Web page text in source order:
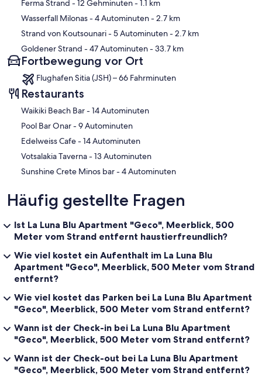
Ferma Strand - 12 Gehminuten- 1.1 km
Wasserfall Milonas- 4 Autominuten- 2.7 km
Strand von Koutsounari- 5 Autominuten- 2.7 km
Goldener Strand - 47 Autominuten- 33.7 km
Fortbewegung vor Ort
Flughafen Sitia (JSH) – 66 Fahrminuten
Restaurants
‪Waikiki Beach Bar - ‬14 Autominuten
‪Pool Bar Onar - ‬9 Autominuten
‪Edelweiss Cafe - ‬14 Autominuten
‪Votsalakia Taverna - ‬13 Autominuten
‪Sunshine Crete Minos bar - ‬4 Autominuten
Häufig gestellte Fragen
Ist La Luna Blu Apartment "Geco", Meerblick, 500
Meter vom Strand entfernt haustierfreundlich?
Wie viel kostet ein Aufenthalt im La Luna Blu
Apartment "Geco", Meerblick, 500 Meter vom Strand
entfernt?
Wie viel kostet das Parken bei La Luna Blu Apartment
"Geco", Meerblick, 500 Meter vom Strand entfernt?
Wann ist der Check-in bei La Luna Blu Apartment
"Geco", Meerblick, 500 Meter vom Strand entfernt?
Wann ist der Check-out bei La Luna Blu Apartment
"Geco", Meerblick, 500 Meter vom Strand entfernt?